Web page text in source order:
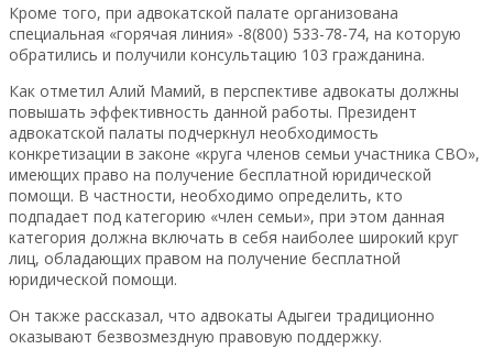
Кроме того, при адвокатской палате организована
специальная «горячая линия» -8(800) 533-78-74, на которую
обратились и получили консультацию 103 гражданина.
Как отметил Алий Мамий, в перспективе адвокаты должны
повышать эффективность данной работы. Президент
адвокатской палаты подчеркнул необходимость
конкретизации в законе «круга членов семьи участника СВО»,
имеющих право на получение бесплатной юридической
помощи. В частности, необходимо определить, кто
подпадает под категорию «член семьи», при этом данная
категория должна включать в себя наиболее широкий круг
лиц, обладающих правом на получение бесплатной
юридической помощи.
Он также рассказал, что адвокаты Адыгеи традиционно
оказывают безвозмездную правовую поддержку.